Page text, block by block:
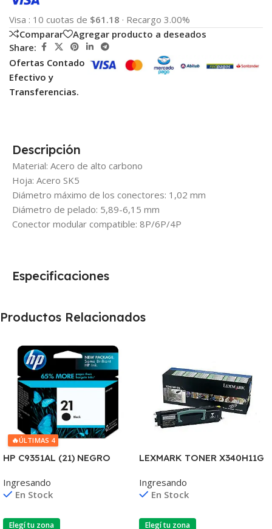
Visa : 10 cuotas de $61.18 · Recargo 3.00%
Comparar
Agregar producto a deseados
Share:
Ofertas Contado
Efectivo y
Transferencias.
Descripción
Material: Acero de alto carbono
Hoja: Acero SK5
Diámetro máximo de los conectores: 1,02 mm
Diámetro de pelado: 5,89-6,15 mm
Conector modular compatible: 8P/6P/4P
Especificaciones
Productos Relacionados
🔥ÚLTIMAS 4
HP C9351AL (21) NEGRO
/4355 7ML (D)
Ingresando
En Stock
Elegí tu zona
LEXMARK TONER X340H11G
CP
Ingresando
En Stock
Elegí tu zona